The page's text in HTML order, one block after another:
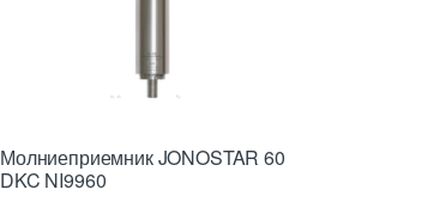
Молниеприемник JONOSTAR 60
DKC NI9960